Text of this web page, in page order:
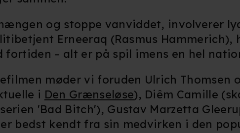
cookies fra tredjeparter til at optimere dit besøg på vores
huske dine præferencer og til markedsføring.
behandler vi kortvarigt din IP-adresse. IP-adressen kan blive delt
cookies og behandling af dine personoplysninger i både vores
og stoppe vanviddet, involverer
Erneeraq (Rasmus Hammerich),
fortiden – alt er på spil imens en hel
møder vi foruden Ulrich Thomsen
i Den Grænseløse), Diêm Camille
'Bad Bitch'), Gustav Marzetta
bedst kendt fra sin medvirken i den